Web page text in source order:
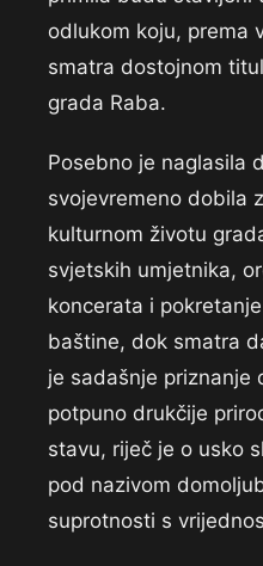
odlukom koju, prema
smatra dostojnom
grada Raba.
Posebno je naglasila
svojevremeno dobila
kulturnom životu
svjetskih umjetnika,
koncerata i
baštine, dok smatra
je sadašnje priznanje
potpuno drukčije
stavu, riječ je o usko
pod nazivom
suprotnosti s